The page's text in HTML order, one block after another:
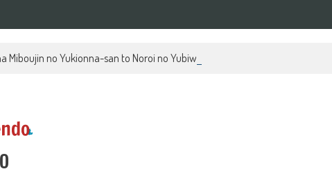
Miboujin no Yukionna-san to Noroi no Yubiwa, su mes de estreno y avances